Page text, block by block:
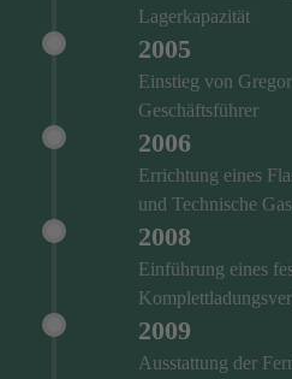
Lagerkapazität
2005
Einstieg von
Geschäftsführer
2006
Errichtung eines
und Technische
2008
Einführung eines
2009
Ausstattung der